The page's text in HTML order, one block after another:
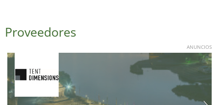
Proveedores
ANUNCIOS